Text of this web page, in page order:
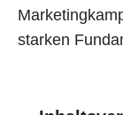
starken